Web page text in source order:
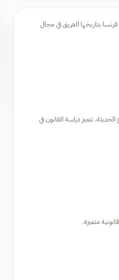
بتاريخها العريق في مجال
تتميز دراسة القانون في
متميزة.